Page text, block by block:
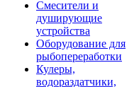
Смесители и
душирующие
устройства
Оборудование для
рыбопереработки
Кулеры,
водораздатчики,